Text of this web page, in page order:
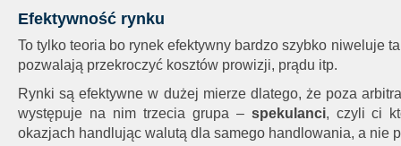
Efektywność rynku
To tylko teoria bo rynek efektywny bardzo szybko niweluje
pozwalają przekroczyć kosztów prowizji, prądu itp.
Rynki są efektywne w dużej mierze dlatego, że poza
występuje na nim trzecia grupa – spekulanci, czyli ci
okazjach handlując walutą dla samego handlowania, a nie